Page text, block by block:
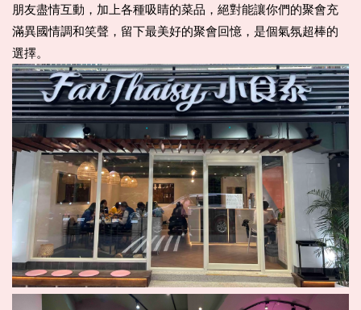
朋友盡情互動，加上各種吸睛的菜品，絕對能讓你們的聚會充
滿異國情調和笑聲，留下最美好的聚會回憶，是個氣氛超棒的
選擇。